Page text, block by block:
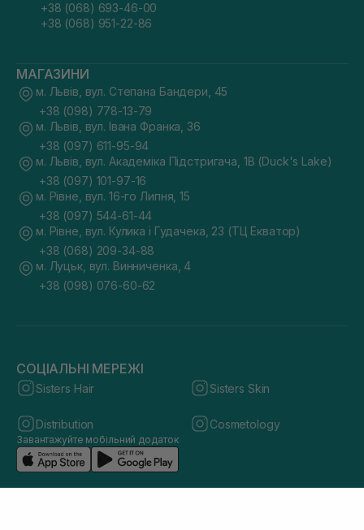
+38 (068) 693-46-00
+38 (068) 951-22-86
МАГАЗИНИ
м. Львів, вул. Степана Бандери, 45
+38 (098) 778-13-79
м. Львів, вул. Івана Франка, 36
+38 (097) 611-95-94
м. Львів, вул. Академіка Підстригача, 1В (Duck's Lake)
+38 (097) 101-97-16
м. Рівне, вул. 16-го Липня, 15
+38 (097) 544-61-44
м. Рівне, вул. Кулика і Гудачека, 23 (ТЦ Екватор)
+38 (068) 209-34-88
м. Луцьк, вул. Винниченка, 4
+38 (098) 076-60-62
СОЦІАЛЬНІ МЕРЕЖІ
Sisters Hair Sisters Skin
Distribution Cosmetology
Завантажуйте мобільний додаток